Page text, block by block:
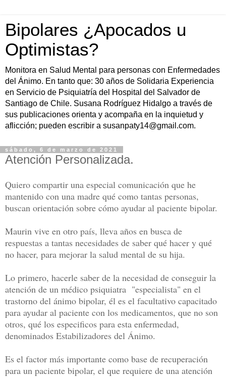
Bipolares ¿Apocados u
Optimistas?
Monitora en Salud Mental para personas con Enfermedades
del Ánimo. En tanto que: 30 años de Solidaria Experiencia
en Servicio de Psiquiatría del Hospital del Salvador de
Santiago de Chile. Susana Rodríguez Hidalgo a través de
sus publicaciones orienta y acompaña en la inquietud y
aflicción; pueden escribir a susanpaty14@gmail.com.
sábado, 6 de marzo de 2021
Atención Personalizada.
Quiero compartir una especial comunicación que he
mantenido con una madre qué como tantas personas,
buscan orientación sobre cómo ayudar al paciente bipolar.
Maurin vive en otro país, lleva años en busca de
respuestas a tantas necesidades de saber qué hacer y qué
no hacer, para mejorar la salud mental de su hija.
Lo primero, hacerle saber de la necesidad de conseguir la
atención de un médico psiquiatra "especialista" en el
trastorno del ánimo bipolar, él es el facultativo capacitado
para ayudar al paciente con los medicamentos, que no son
otros, qué los especificos para esta enfermedad,
denominados Estabilizadores del Ánimo.
Es el factor más importante como base de recuperación
para un paciente bipolar, el que requiere de una atención